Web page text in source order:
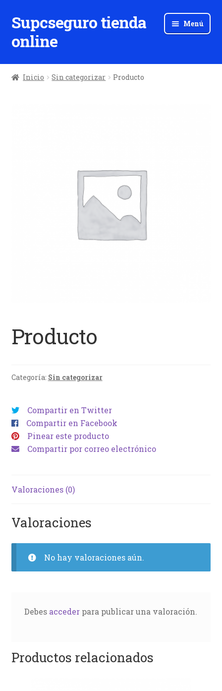
Ir
a
la
Ir
al
contenido
Supcseguro tienda
online
Menú
Inicio Sin categorizar Producto
Producto
Categoría: Sin categorizar
Compartir en Twitter
Compartir en Facebook
Pinear este producto
Compartir por correo electrónico
Valoraciones (0)
Valoraciones
No hay valoraciones aún.
Debes accederpara publicar una valoración.
Productos relacionados